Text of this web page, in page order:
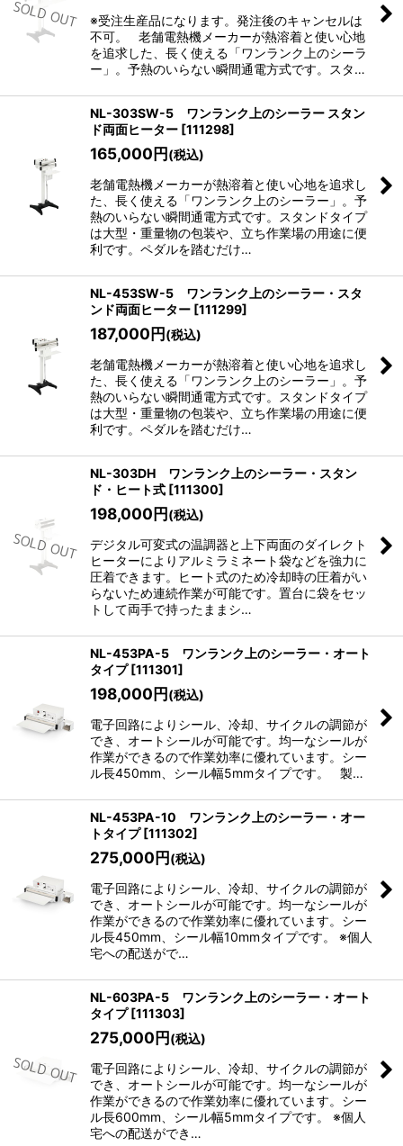
※受注生産品になります。発注後のキャンセルは
不可。 老舗電熱機メーカーが熱溶着と使い心地
を追求した、長く使える「ワンランク上のシーラ
ー」。予熱のいらない瞬間通電方式です。スタ…
NL-303SW-5 ワンランク上のシーラー スタン
ド両面ヒーター [111298]
165,000円(税込)
老舗電熱機メーカーが熱溶着と使い心地を追求し
た、長く使える「ワンランク上のシーラー」。予
熱のいらない瞬間通電方式です。スタンドタイプ
は大型・重量物の包装や、立ち作業場の用途に便
利です。ペダルを踏むだけ…
NL-453SW-5 ワンランク上のシーラー・スタ
ンド両面ヒーター [111299]
187,000円(税込)
老舗電熱機メーカーが熱溶着と使い心地を追求し
た、長く使える「ワンランク上のシーラー」。予
熱のいらない瞬間通電方式です。スタンドタイプ
は大型・重量物の包装や、立ち作業場の用途に便
利です。ペダルを踏むだけ…
NL-303DH ワンランク上のシーラー・スタン
ド・ヒート式 [111300]
198,000円(税込)
デジタル可変式の温調器と上下両面のダイレクト
ヒーターによりアルミラミネート袋などを強力に
圧着できます。ヒート式のため冷却時の圧着がい
らないため連続作業が可能です。置台に袋をセッ
トして両手で持ったままシ…
NL-453PA-5 ワンランク上のシーラー・オート
タイプ [111301]
198,000円(税込)
電子回路によりシール、冷却、サイクルの調節が
でき、オートシールが可能です。均一なシールが
作業ができるので作業効率に優れています。シー
ル長450mm、シール幅5mmタイプです。 製…
NL-453PA-10 ワンランク上のシーラー・オー
トタイプ [111302]
275,000円(税込)
電子回路によりシール、冷却、サイクルの調節が
でき、オートシールが可能です。均一なシールが
作業ができるので作業効率に優れています。シー
ル長450mm、シール幅10mmタイプです。 ※個人
宅への配送がで…
NL-603PA-5 ワンランク上のシーラー・オート
タイプ [111303]
275,000円(税込)
電子回路によりシール、冷却、サイクルの調節が
でき、オートシールが可能です。均一なシールが
作業ができるので作業効率に優れています。シー
ル長600mm、シール幅5mmタイプです。 ※個人
宅への配送ができ…